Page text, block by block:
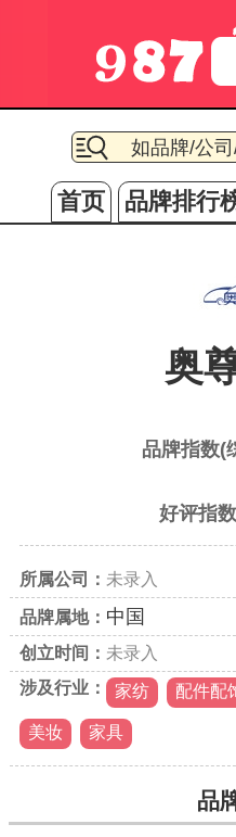
首页 品牌排行
奥
品牌指数(
好评指数
所属公司： 未录入
品牌属地： 中国
创立时间： 未录入
涉及行业：
家纺 配件配
美妆 家具
品